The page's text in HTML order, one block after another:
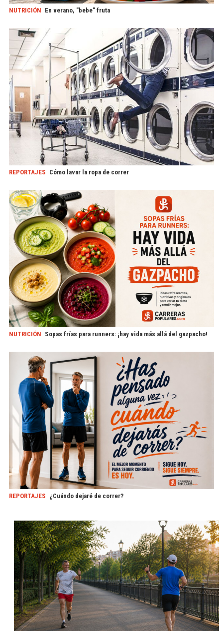
NUTRICIÓN En verano, "bebe" fruta
REPORTAJES Cómo lavar la ropa de correr
NUTRICIÓN Sopas frías para runners: ¡hay vida más allá del gazpacho!
REPORTAJES ¿Cuándo dejaré de correr?